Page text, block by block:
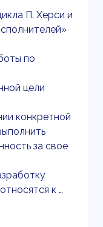
П. Херси и
по
цели
конкретной
за свое
к …